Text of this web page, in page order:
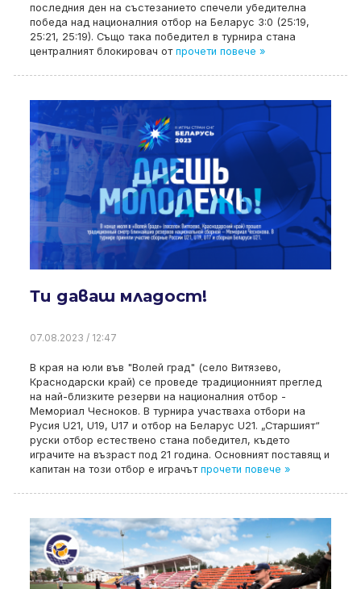
последния ден на състезанието спечели убедителна
победа над националния отбор на Беларус 3:0 (25:19,
25:21, 25:19). Също така победител в турнира стана
централният блокировач отпрочети повече »
Ти даваш младост!
07.08.2023 / 12:47
В края на юли във "Волей град" (село Витязево,
Краснодарски край) се проведе традиционният преглед
на най-близките резерви на националния отбор -
Мемориал Чесноков. В турнира участваха отбори на
Русия U21, U19, U17 и отбор на Беларус U21. „Старшият“
руски отбор естествено стана победител, където
играчите на възраст под 21 година. Основният поставящ и
капитан на този отбор е играчътпрочети повече »